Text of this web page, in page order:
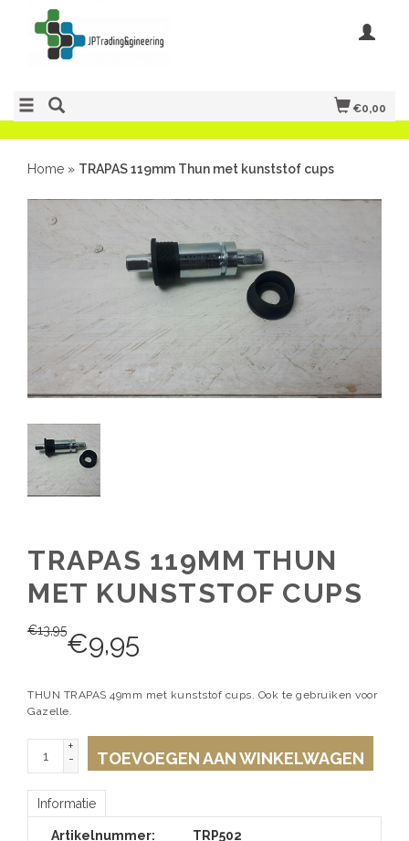
€0,00
Home » TRAPAS 119mm Thun met kunststof cups
TRAPAS 119MM THUN
MET KUNSTSTOF CUPS
€13,95€9,95
THUN TRAPAS 49mm met kunststof cups. Ook te gebruiken voor
Gazelle.
+
-
TOEVOEGEN AAN WINKELWAGEN
Informatie
Artikelnummer:
TRP502